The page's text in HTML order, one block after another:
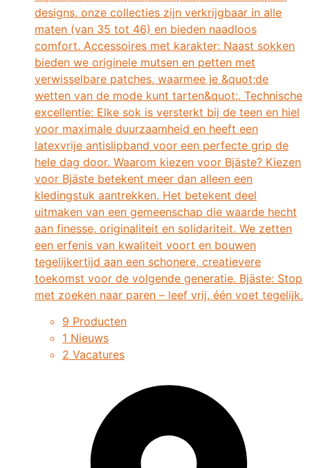
designs, onze collecties zijn verkrijgbaar in alle
maten (van 35 tot 46) en bieden naadloos
comfort. Accessoires met karakter: Naast sokken
bieden we originele mutsen en petten met
verwisselbare patches, waarmee je &quot;de
wetten van de mode kunt tarten&quot;. Technische
excellentie: Elke sok is versterkt bij de teen en hiel
voor maximale duurzaamheid en heeft een
latexvrije antislipband voor een perfecte grip de
hele dag door. Waarom kiezen voor Bjäste? Kiezen
voor Bjäste betekent meer dan alleen een
kledingstuk aantrekken. Het betekent deel
uitmaken van een gemeenschap die waarde hecht
aan finesse, originaliteit en solidariteit. We zetten
een erfenis van kwaliteit voort en bouwen
tegelijkertijd aan een schonere, creatievere
toekomst voor de volgende generatie. Bjäste: Stop
met zoeken naar paren – leef vrij, één voet tegelijk.
9 Producten
1 Nieuws
2 Vacatures